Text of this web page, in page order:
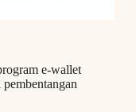
e-wallet